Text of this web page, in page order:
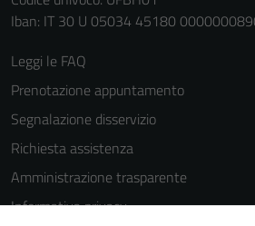
Iban: IT 30 U 05034 45180
Leggi le FAQ
Prenotazione appuntamento
Segnalazione disservizio
Richiesta assistenza
Amministrazione trasparente
Informativa privacy